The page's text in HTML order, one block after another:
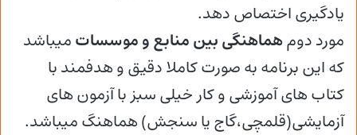
یادگیری اختصاص دهد.
مورد دومهماهنگی بین منابع و موسساتمیباشد
که این برنامه به صورت کاملا دقیق و هدفمند با
کتاب های آموزشی و کار خیلی سبز با آزمون های
آزمایشی(قلمچی،گاج یا سنجش) هماهنگ میباشد.